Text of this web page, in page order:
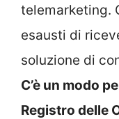
telemarketing.
esausti di
soluzione di
C’è un modo
Registro delle